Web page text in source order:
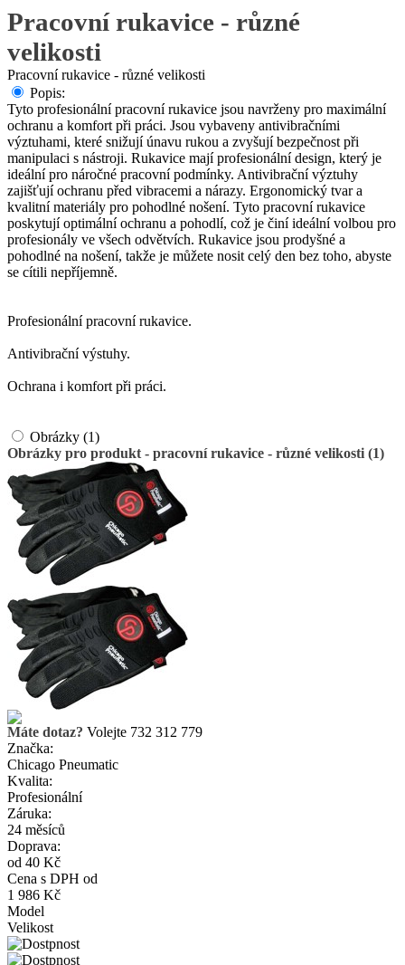
Pracovní rukavice - různé
velikosti
Pracovní rukavice - různé velikosti
Popis:
Tyto profesionální pracovní rukavice jsou navrženy pro maximální
ochranu a komfort při práci. Jsou vybaveny antivibračními
výztuhami, které snižují únavu rukou a zvyšují bezpečnost při
manipulaci s nástroji. Rukavice mají profesionální design, který je
ideální pro náročné pracovní podmínky. Antivibrační výztuhy
zajišťují ochranu před vibracemi a nárazy. Ergonomický tvar a
kvalitní materiály pro pohodlné nošení. Tyto pracovní rukavice
poskytují optimální ochranu a pohodlí, což je činí ideální volbou pro
profesionály ve všech odvětvích. Rukavice jsou prodyšné a
pohodlné na nošení, takže je můžete nosit celý den bez toho, abyste
se cítili nepříjemně.
Profesionální pracovní rukavice.
Antivibrační výstuhy.
Ochrana i komfort při práci.
Obrázky (1)
Obrázky pro produkt - pracovní rukavice - různé velikosti (1)
Máte dotaz? Volejte 732 312 779
Značka:
Chicago Pneumatic
Kvalita:
Profesionální
Záruka:
24 měsíců
Doprava:
od 40 Kč
Cena s DPH od
1 986 Kč
Model
Velikost